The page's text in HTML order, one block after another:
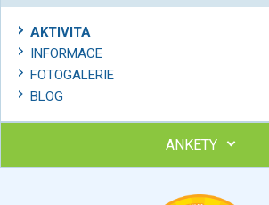
AKTIVITA
INFORMACE
FOTOGALERIE
BLOG
ANKETY